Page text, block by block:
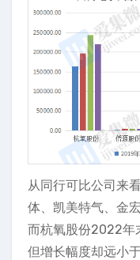
从同行可比公司来
体、凯美特气、金
而杭氧股份2022年
但增长幅度却远小